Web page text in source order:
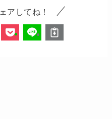
アしてね！